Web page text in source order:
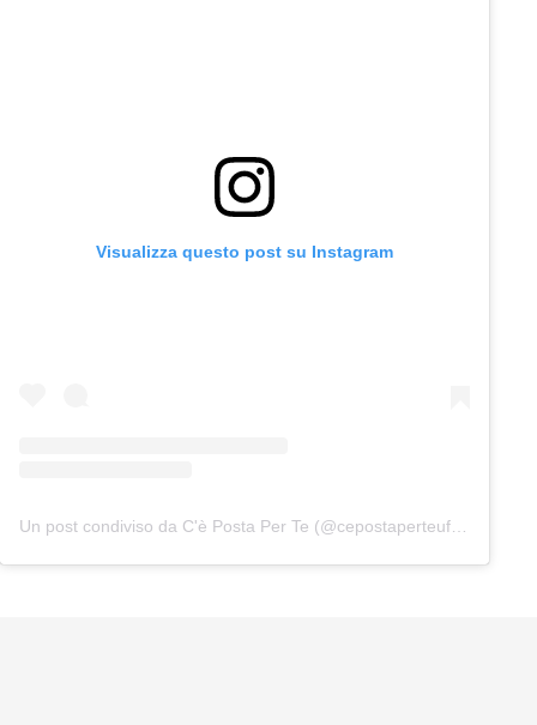
Visualizza questo post su Instagram